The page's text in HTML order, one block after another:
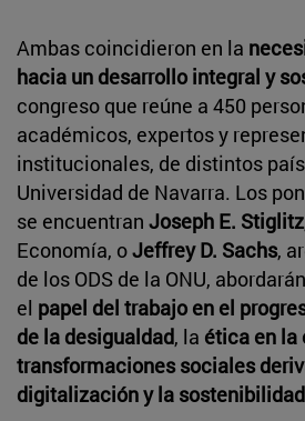
Ambas coincidieron en la
hacia un desarrollo integral y
congreso que reúne a 450
académicos, expertos y
institucionales, de distintos
Universidad de Navarra. Los
se encuentran Joseph E. Stiglitz
Economía, oJeffrey D. Sachs,
de los ODS de la ONU,
el papel del trabajo en el
de la desigualdad, la ética en la
transformaciones sociales
digitalización y la sostenibilidad